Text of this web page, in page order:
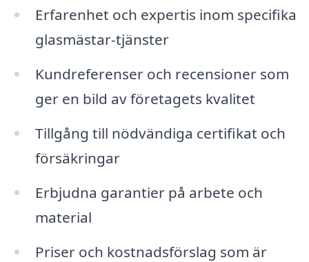
Erfarenhet och expertis inom specifika
glasmästar-tjänster
Kundreferenser och recensioner som
ger en bild av företagets kvalitet
Tillgång till nödvändiga certifikat och
försäkringar
Erbjudna garantier på arbete och
material
Priser och kostnadsförslag som är